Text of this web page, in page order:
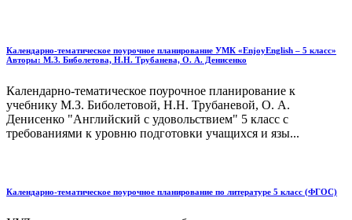
Календарно-тематическое поурочное планирование УМК «EnjoyEnglish – 5 класс»
Авторы: М.З. Биболетова, Н.Н. Трубанева, О. А. Денисенко
Календарно-тематическое поурочное планирование к
учебнику М.З. Биболетовой, Н.Н. Трубаневой, О. А.
Денисенко "Английский с удовольствием" 5 класс с
требованиями к уровню подготовки учащихся и язы...
Календарно-тематическое поурочное планирование по литературе 5 класс (ФГОС)